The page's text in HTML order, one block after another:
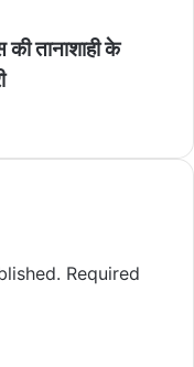
तानाशाही के
Required